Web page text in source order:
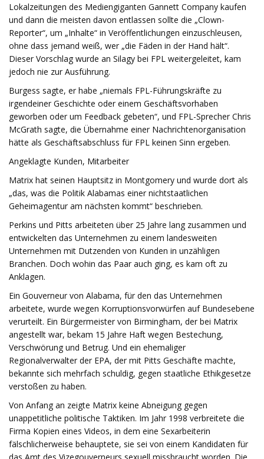
Lokalzeitungen des Mediengiganten Gannett Company kaufen
und dann die meisten davon entlassen sollte die „Clown-
Reporter“, um „Inhalte“ in Veröffentlichungen einzuschleusen,
ohne dass jemand weiß, wer „die Fäden in der Hand hält“.
Dieser Vorschlag wurde an Silagy bei FPL weitergeleitet, kam
jedoch nie zur Ausführung.
Burgess sagte, er habe „niemals FPL-Führungskräfte zu
irgendeiner Geschichte oder einem Geschäftsvorhaben
geworben oder um Feedback gebeten“, und FPL-Sprecher Chris
McGrath sagte, die Übernahme einer Nachrichtenorganisation
hätte als Geschäftsabschluss für FPL keinen Sinn ergeben.
Angeklagte Kunden, Mitarbeiter
Matrix hat seinen Hauptsitz in Montgomery und wurde dort als
„das, was die Politik Alabamas einer nichtstaatlichen
Geheimagentur am nächsten kommt“ beschrieben.
Perkins und Pitts arbeiteten über 25 Jahre lang zusammen und
entwickelten das Unternehmen zu einem landesweiten
Unternehmen mit Dutzenden von Kunden in unzähligen
Branchen. Doch wohin das Paar auch ging, es kam oft zu
Anklagen.
Ein Gouverneur von Alabama, für den das Unternehmen
arbeitete, wurde wegen Korruptionsvorwürfen auf Bundesebene
verurteilt. Ein Bürgermeister von Birmingham, der bei Matrix
angestellt war, bekam 15 Jahre Haft wegen Bestechung,
Verschwörung und Betrug. Und ein ehemaliger
Regionalverwalter der EPA, der mit Pitts Geschäfte machte,
bekannte sich mehrfach schuldig, gegen staatliche Ethikgesetze
verstoßen zu haben.
Von Anfang an zeigte Matrix keine Abneigung gegen
unappetitliche politische Taktiken. Im Jahr 1998 verbreitete die
Firma Kopien eines Videos, in dem eine Sexarbeiterin
fälschlicherweise behauptete, sie sei von einem Kandidaten für